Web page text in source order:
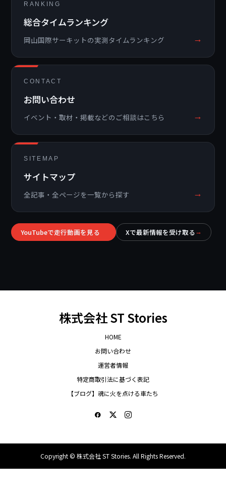
RANKING
総合タイムランキング
岡山国際サーキットの実測タイムランキング →
CONTACT
お問い合わせ
イベント・取材・掲載などのご相談はこちら →
SITEMAP
サイトマップ
全記事・全ページを一覧から探す →
YouTubeで走行動画を見る Xで最新情報を受け取る →
株式会社 ST Stories
HOME
お問い合わせ
運営者情報
特定商取引法に基づく表記
【ブログ】魂に火を点ける車たち
Copyright © 株式会社 ST Stories. All Rights Reserved.